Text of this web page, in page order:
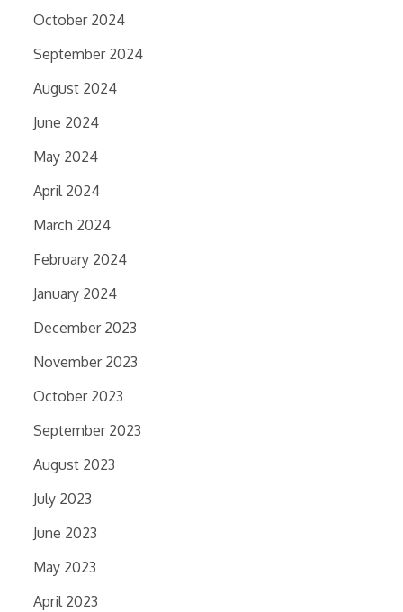
October 2024
September 2024
August 2024
June 2024
May 2024
April 2024
March 2024
February 2024
January 2024
December 2023
November 2023
October 2023
September 2023
August 2023
July 2023
June 2023
May 2023
April 2023